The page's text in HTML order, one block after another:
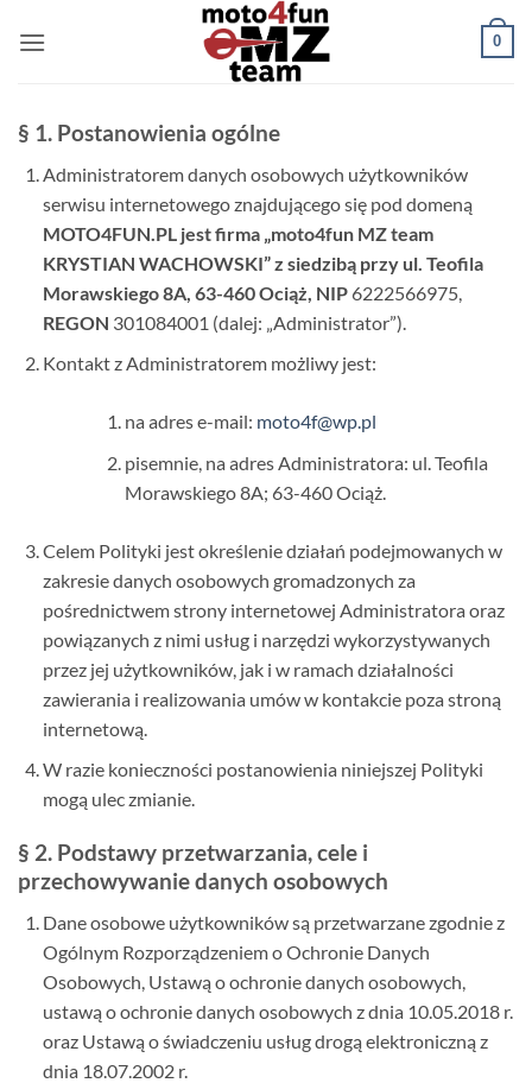
0
§ 1. Postanowienia ogólne
Administratorem danych osobowych użytkowników
serwisu internetowego znajdującego się pod domeną
MOTO4FUN.PL jest firma „ moto4fun MZ team
KRYSTIAN WACHOWSKI” z siedzibą przy ul. Teofila
Morawskiego 8A, 63-460 Ociąż, NIP 6222566975,
REGON 301084001 (dalej: „Administrator”).
Kontakt z Administratorem możliwy jest:
na adres e-mail: moto4f@wp.pl
pisemnie, na adres Administratora: ul. Teofila
Morawskiego 8A; 63-460 Ociąż.
Celem Polityki jest określenie działań podejmowanych w
zakresie danych osobowych gromadzonych za
pośrednictwem strony internetowej Administratora oraz
powiązanych z nimi usług i narzędzi wykorzystywanych
przez jej użytkowników, jak i w ramach działalności
zawierania i realizowania umów w kontakcie poza stroną
internetową.
W razie konieczności postanowienia niniejszej Polityki
mogą ulec zmianie.
§ 2. Podstawy przetwarzania, cele i
przechowywanie danych osobowych
Dane osobowe użytkowników są przetwarzane zgodnie z
Ogólnym Rozporządzeniem o Ochronie Danych
Osobowych, Ustawą o ochronie danych osobowych,
ustawą o ochronie danych osobowych z dnia 10.05.2018 r.
oraz Ustawą o świadczeniu usług drogą elektroniczną z
dnia 18.07.2002 r.